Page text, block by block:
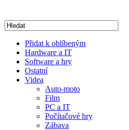
Přidat k oblíbeným
Hardware a IT
Software a hry
Ostatní
Videa
Auto-moto
Film
PC a IT
Počítačové hry
Zábava